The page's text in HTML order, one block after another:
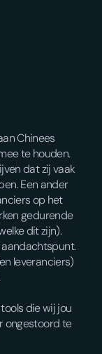
Chinees
te houden.
dat zij vaak
Een ander
op het
gedurende
dit zijn).
aandachtspunt.
leveranciers)
die wij jou
ongestoord te